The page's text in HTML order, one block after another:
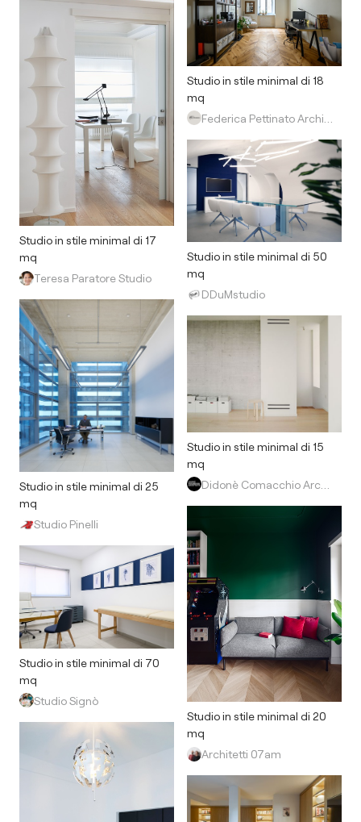
Studio in stile minimal di 17
mq
Teresa Paratore Studio
Studio in stile minimal di 25
mq
Studio Pinelli
Studio in stile minimal di 70
mq
Studio Signò
Studio in stile minimal di 18
mq
Studio in stile minimal di 50
mq
DDuMstudio
Studio in stile minimal di 15
mq
Studio in stile minimal di 20
mq
Architetti 07am